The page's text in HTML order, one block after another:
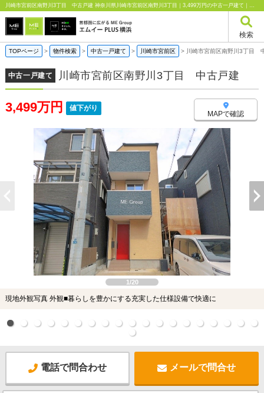
川崎市宮前区南野川3丁目 中古戸建 神奈川県川崎市宮前区南野川3丁目｜3,499万円の中古一戸建て｜エムイーPLUS横浜
検索
TOPページ > 物件検索 > 中古一戸建て > 川崎市宮前区 > 川崎市宮前区南野川3丁目
中古一戸建て 川崎市宮前区南野川3丁目 中古戸建
3,499万円 値下がり
MAPで確認
1/20
現地外観写真 外観■暮らしを豊かにする充実した仕様設備で快適に
電話で問合わせ メールで問合せ